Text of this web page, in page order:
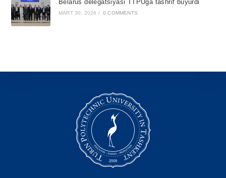
Belarus delegatsiyasi TTPUga tashrif buyurdi
MART 30, 2026 / 0 COMMENTS